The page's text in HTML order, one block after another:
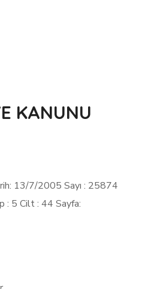
KANUNU
13/7/2005 Sayı : 25874
: 5 Cilt : 44 Sayfa: